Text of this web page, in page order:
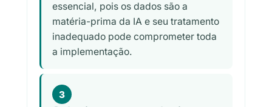
essencial, pois os dados são a
matéria-prima da IA e seu tratamento
inadequado pode comprometer toda
a implementação.
3